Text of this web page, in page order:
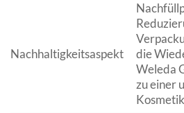
Nachhaltigkeitsaspekt
die
Weleda
zu einer